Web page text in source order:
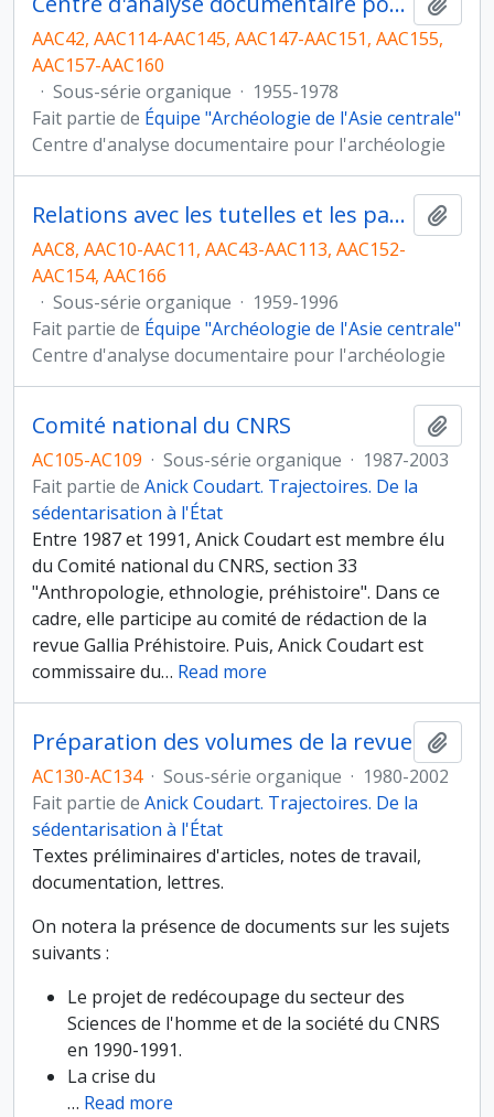
AAC42, AAC114-AAC145, AAC147-AAC151, AAC155,
AAC157-AAC160
· Sous-série organique · 1955-1978
Fait partie de Équipe "Archéologie de l'Asie centrale"
Centre d'analyse documentaire pour l'archéologie
Relations avec les tutelles et les partenaires
AAC8, AAC10-AAC11, AAC43-AAC113, AAC152-
AAC154, AAC166
· Sous-série organique · 1959-1996
Fait partie de Équipe "Archéologie de l'Asie centrale"
Centre d'analyse documentaire pour l'archéologie
Comité national du CNRS
AC105-AC109 · Sous-série organique · 1987-2003
Fait partie de Anick Coudart. Trajectoires. De la
sédentarisation à l'État
Entre 1987 et 1991, Anick Coudart est membre élu
du Comité national du CNRS, section 33
"Anthropologie, ethnologie, préhistoire". Dans ce
cadre, elle participe au comité de rédaction de la
revue Gallia Préhistoire. Puis, Anick Coudart est
commissaire du… Read more
Préparation des volumes de la revue
AC130-AC134 · Sous-série organique · 1980-2002
Fait partie de Anick Coudart. Trajectoires. De la
sédentarisation à l'État
Textes préliminaires d'articles, notes de travail,
documentation, lettres.
On notera la présence de documents sur les sujets
suivants :
Le projet de redécoupage du secteur des
Sciences de l'homme et de la société du CNRS
en 1990-1991.
La crise du
… Read more